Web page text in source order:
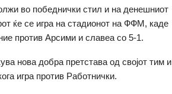
во победнички стил и на денешниот
ќе се игра на стадионот на ФФМ, каде
против Арсими и славеа со 5-1.
нова добра претстава од својот тим и
игра против Работнички.